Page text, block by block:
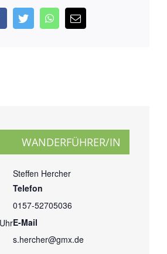
FacebookTwitterWhatsApp
E-
Mail
WANDERFÜHRER/IN
Steffen Hercher
Telefon
0157-52705036
E-Mail
s.hercher@gmx.de